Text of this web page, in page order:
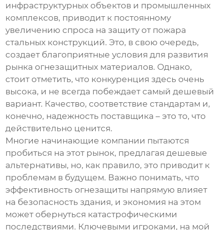
инфраструктурных объектов и промышленных
комплексов, приводит к постоянному
увеличению спроса назащиту от пожара
стальных конструкций. Это, в свою очередь,
создает благоприятные условия для развития
рынка огнезащитных материалов. Однако,
стоит отметить, что конкуренция здесь очень
высока, и не всегда побеждает самый дешевый
вариант. Качество, соответствие стандартам и,
конечно, надежность поставщика – это то, что
действительно ценится.
Многие начинающие компании пытаются
пробиться на этот рынок, предлагая дешевые
альтернативы, но, как правило, это приводит к
проблемам в будущем. Важно понимать, что
эффективность огнезащиты напрямую влияет
на безопасность здания, и экономия на этом
может обернуться катастрофическими
последствиями. Ключевыми игроками, на мой